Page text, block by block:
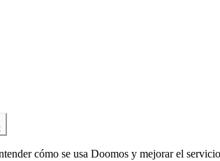
cómo se usa Doomos y mejorar el